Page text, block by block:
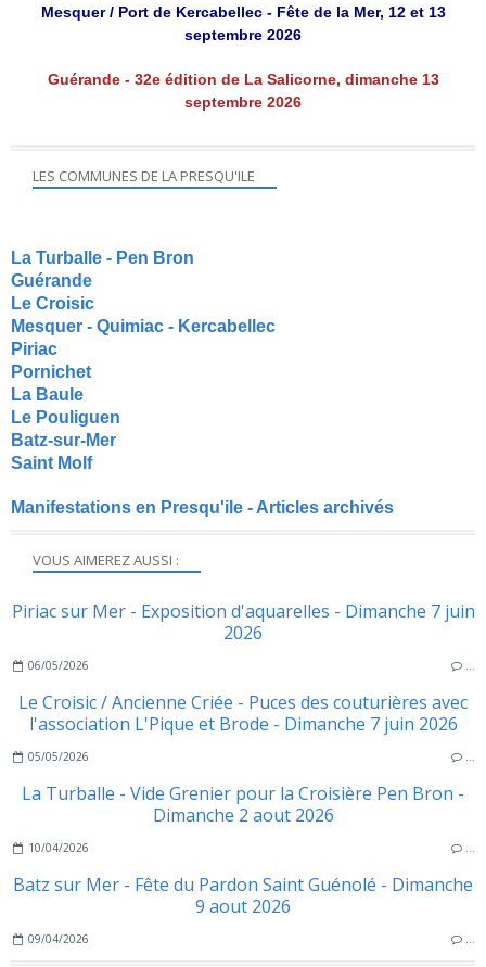
VOUS AIMEREZ AUSSI :
Piriac sur Mer - Exposition d'aquarelles - Dimanche 7 juin
2026
06/05/2026 …
Le Croisic / Ancienne Criée - Puces des couturières avec
l'association L'Pique et Brode - Dimanche 7 juin 2026
05/05/2026 …
La Turballe - Vide Grenier pour la Croisière Pen Bron -
Dimanche 2 aout 2026
10/04/2026 …
Batz sur Mer - Fête du Pardon Saint Guénolé - Dimanche
9 aout 2026
09/04/2026 …
Mesquer / Port de Kercabellec - Fête de la Mer, 12 et 13
septembre 2026
Guérande - 32e édition de La Salicorne, dimanche 13
septembre 2026
LES COMMUNES DE LA PRESQU'ILE
La Turballe - Pen Bron
Guérande
Le Croisic
Mesquer - Quimiac - Kercabellec
Piriac
Pornichet
La Baule
Le Pouliguen
Batz-sur-Mer
Saint Molf
Manifestations en Presqu'ile - Articles archivés